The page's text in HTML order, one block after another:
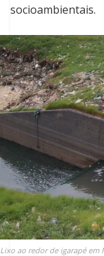
socioambientais.
Lixo ao redor de igarapé em